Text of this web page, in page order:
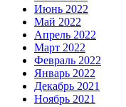
Июнь 2022
Май 2022
Апрель 2022
Март 2022
Февраль 2022
Январь 2022
Декабрь 2021
Ноябрь 2021